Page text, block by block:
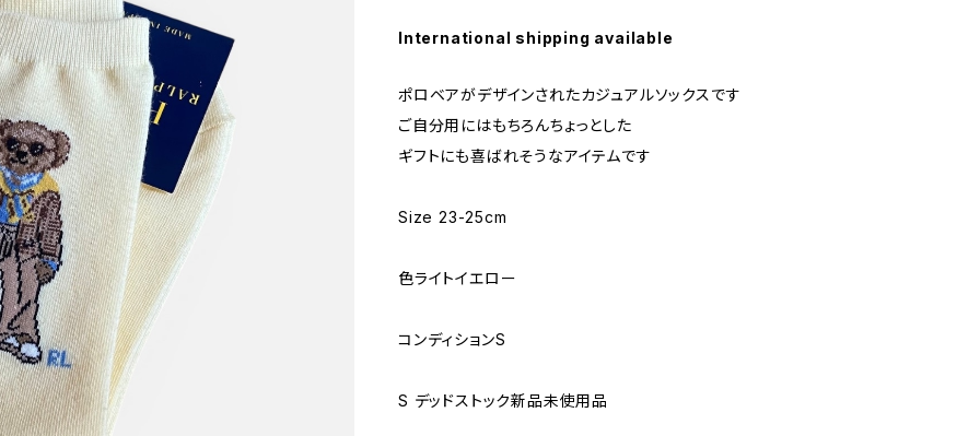
International shipping available
ポロベアがデザインされたカジュアルソックスです
ご自分用にはもちろんちょっとした
ギフトにも喜ばれそうなアイテムです
Size 23-25cm
色ライトイエロー
コンディションS
S デッドストック新品未使用品